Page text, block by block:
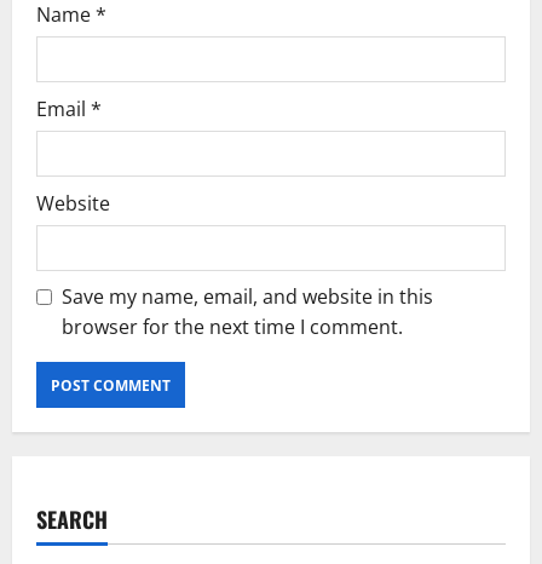
Name*
Email *
Website
Save my name, email, and website in this
browser for the next time I comment.
SEARCH